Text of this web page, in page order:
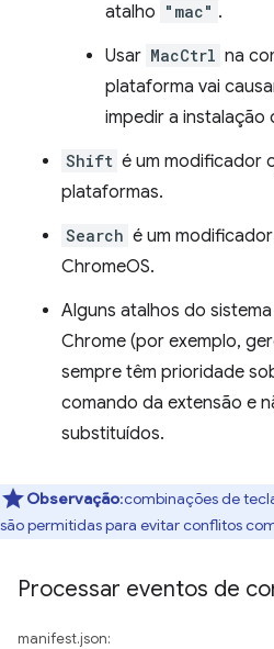
atalho "mac" .
Usar MacCtrl na
plataforma vai
impedir a instalação
Shift é um modificador
plataformas.
Search é um
ChromeOS.
Alguns atalhos do
Chrome (por exemplo,
sempre têm prioridade
comando da extensão e
substituídos.
Observação:combinações de
são permitidas para evitar conflitos
Processar eventos de
manifest.json: